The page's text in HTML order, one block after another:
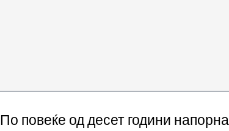
По повеќе од десет години